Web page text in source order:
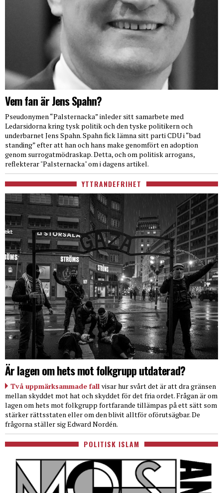
Vem fan är Jens Spahn?
Pseudonymen “Palsternacka” inleder sitt samarbete med
Ledarsidorna kring tysk politik och den tyske politikern och
underbarnet Jens Spahn. Spahn fick lämna sitt parti CDU i “bad
standing” efter att han och hans make genomfört en adoption
genom surrogatmödraskap. Detta, och om politisk arrogans,
reflekterar "Palsternacka" om i dagens artikel.
YTTRANDEFRIHET
Är lagen om hets mot folkgrupp utdaterad?
Två uppmärksammade fall visar hur svårt det är att dra gränsen
mellan skyddet mot hat och skyddet för det fria ordet. Frågan är om
lagen om hets mot folkgrupp fortfarande tillämpas på ett sätt som
stärker rättsstaten eller om den blivit alltför oförutsägbar. De
frågorna ställer sig Edward Nordén.
POLITISK ISLAM